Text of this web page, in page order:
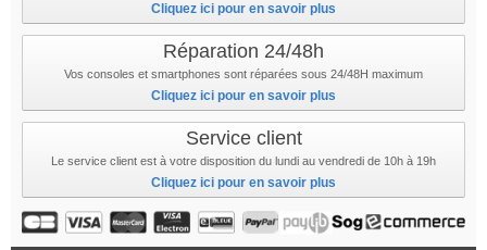
Cliquez ici pour en savoir plus
Réparation 24/48h
Vos consoles et smartphones sont réparées sous 24/48H maximum
Cliquez ici pour en savoir plus
Service client
Le service client est à votre disposition du lundi au vendredi de 10h à 19h
Cliquez ici pour en savoir plus